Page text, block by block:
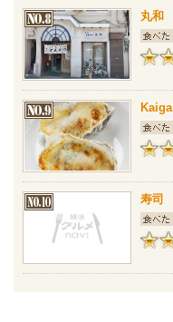
丸和
寿司